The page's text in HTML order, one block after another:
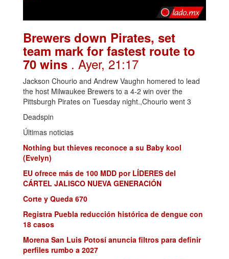
Brewers down Pirates, set
team mark for fastest route to
70 wins . Ayer, 21:17
Jackson Chourio and Andrew Vaughn homered to lead
the host Milwaukee Brewers to a 4-2 win over the
Pittsburgh Pirates on Tuesday night.,Chourio went 3
Deadspin
Últimas noticias
Nothing but thieves reconoce a su Baby kool
(Evelyn)
EU ofrece más de 100 MDD por LÍDERES del
CÁRTEL JALISCO NUEVA GENERACIÓN
Corte y Queda 670
Registra Puebla reducción histórica de dengue con
18 casos
Morena San Luis Potosí anuncia filtros para definir
perfiles rumbo a 2027